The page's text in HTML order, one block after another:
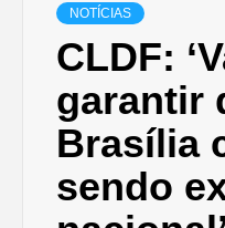
NOTÍCIAS
CLDF:
garantir
Brasília
sendo